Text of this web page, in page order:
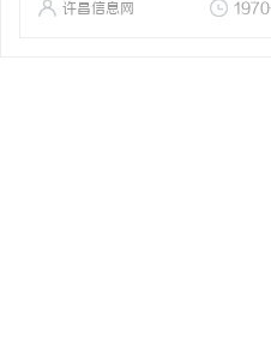
许昌信息网